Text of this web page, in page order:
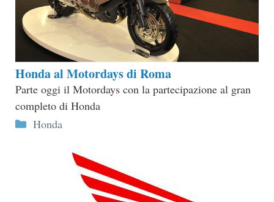
Honda al Motordays di Roma
Parte oggi il Motordays con la partecipazione al gran
completo di Honda
Categorie
Honda